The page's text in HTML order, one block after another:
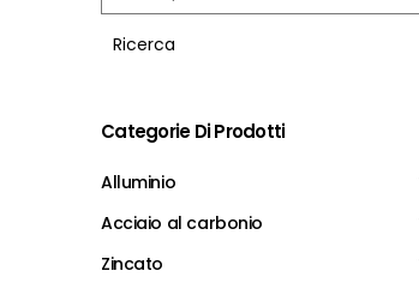
Ricerca
Categorie Di Prodotti
Alluminio
Acciaio al carbonio
Zincato